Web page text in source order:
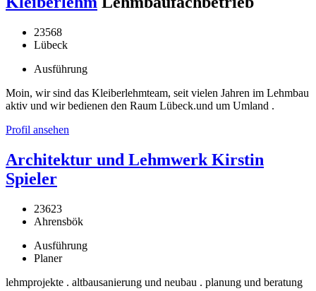
23568
Lübeck
Ausführung
Moin, wir sind das Kleiberlehmteam, seit vielen Jahren im Lehmbau
aktiv und wir bedienen den Raum Lübeck.und um Umland .
Profil ansehen
Architektur und Lehmwerk Kirstin
Spieler
23623
Ahrensbök
Ausführung
Planer
lehmprojekte . altbausanierung und neubau . planung und beratung